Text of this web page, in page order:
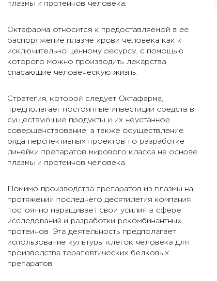
плазмы и протеинов человека.
Октафарма относится к предоставляемой в ее
распоряжение плазме крови человека как к
исключительно ценному ресурсу, с помощью
которого можно производить лекарства,
спасающие человеческую жизнь.
Стратегия, которой следует Октафарма,
предполагает постоянные инвестиции средств в
существующие продукты и их неустанное
совершенствование, а также осуществление
ряда перспективных проектов по разработке
линейки препаратов мирового класса на основе
плазмы и протеинов человека.
Помимо производства препаратов из плазмы на
протяжении последнего десятилетия компания
постоянно наращивает свои усилия в сфере
исследований и разработки рекомбинантных
протеинов. Эта деятельность предполагает
использование культуры клеток человека для
производства терапевтических белковых
препаратов.